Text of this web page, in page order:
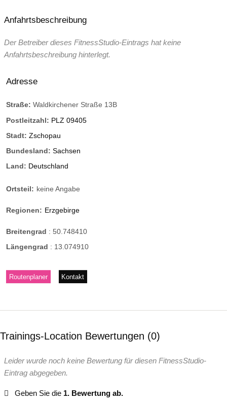
Anfahrtsbeschreibung
Der Betreiber dieses FitnessStudio-Eintrags hat keine
Anfahrtsbeschreibung hinterlegt.
Adresse
Straße: Waldkirchener Straße 13B
Postleitzahl: PLZ 09405
Stadt: Zschopau
Bundesland: Sachsen
Land: Deutschland
Ortsteil: keine Angabe
Regionen: Erzgebirge
Breitengrad : 50.748410
Längengrad : 13.074910
Routenplaner Kontakt
Trainings-Location Bewertungen 0
Leider wurde noch keine Bewertung für diesen FitnessStudio-
Eintrag abgegeben.
Geben Sie die 1. Bewertung ab.